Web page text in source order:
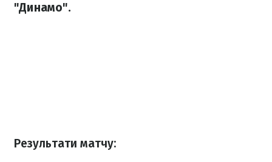
"Динамо".
Результати матчу: